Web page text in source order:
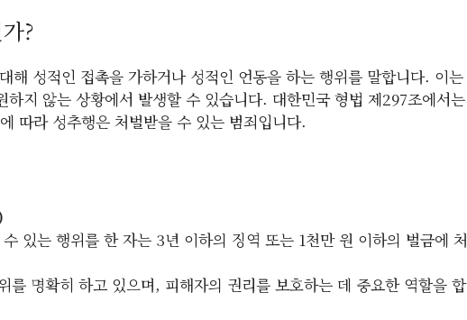
?
해 성적인 접촉을 가하거나 성적인 언동을 하는 행위를 말합니다. 이는
하지 않는 상황에서 발생할 수 있습니다. 대한민국 형법 제297조에서는
따라 성추행은 처벌받을 수 있는 범죄입니다.
있는 행위를 한 자는 3년 이하의 징역 또는 1천만 원 이하의 벌금에 처
를 명확히 하고 있으며, 피해자의 권리를 보호하는 데 중요한 역할을 합